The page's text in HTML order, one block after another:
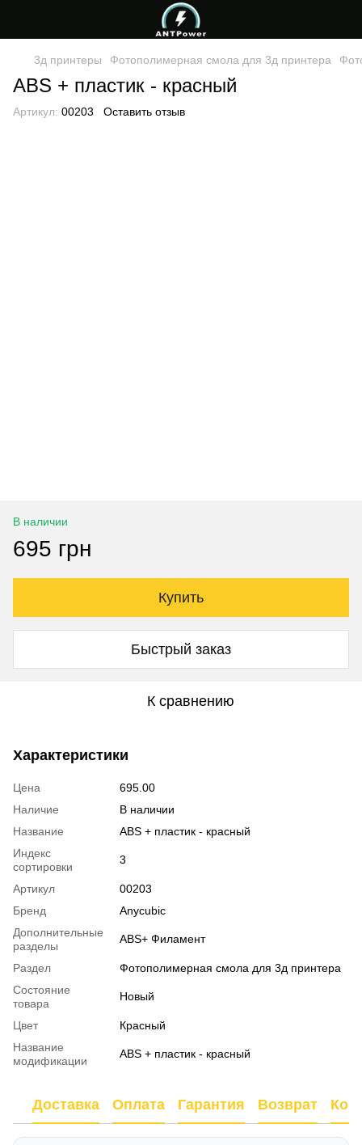
3д принтеры Фотополимерная смола для 3д принтера
ABS + пластик - красный
Артикул: 00203 Оставить отзыв
В наличии
695 грн
Купить
Быстрый заказ
К сравнению
Характеристики
Цена
695.00
Наличие
В наличии
Название
ABS + пластик - красный
Индекс
сортировки
3
Артикул
00203
Бренд
Anycubic
Дополнительные
разделы
ABS+ Филамент
Раздел
Фотополимерная смола для 3д принтера
Состояние
товара
Новый
Цвет
Красный
Название
модификации
ABS + пластик - красный
Доставка Оплата Гарантия Возврат